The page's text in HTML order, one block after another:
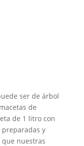
ser de árbol
de
de 1 litro con
y
nuestras